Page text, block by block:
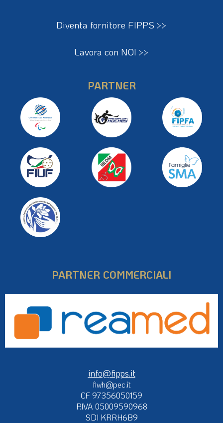
Diventa fornitore FIPPS >>
Lavora con NOI >>
PARTNER
PARTNER COMMERCIALI
info@fipps.it
fiwh@pec.it
CF 97356050159
P.IVA 05009590968
SDI KRRH6B9